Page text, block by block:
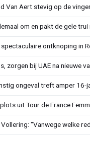
Van Aert stevig op de
om en pakt de gele trui
ontknoping in
zorgen bij UAE na nieuwe
ongeval treft amper 16-
uit Tour de France
"Vanwege welke